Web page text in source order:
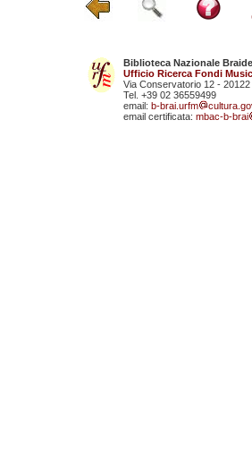
Biblioteca Nazionale
Ufficio Ricerca Fondi
Via Conservatorio 12 - 20122
Tel. +39 02 36559499
email: b-brai.urfm
email certificata: mbac-b-brai